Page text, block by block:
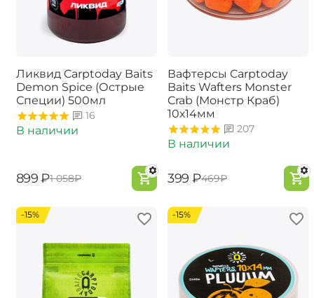
Ликвид Carptoday Baits
Demon Spice (Острые
Специи) 500мл
16
В наличии
‍899‍ ₽‍1 058‍₽
Вафтерсы Carptoday
Baits Wafters Monster
Crab (Монстр Краб)
10х14мм
207
В наличии
‍399‍ ₽‍469‍₽
-15% -15%